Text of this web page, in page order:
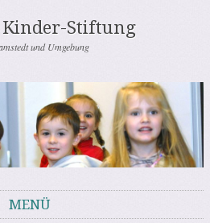
Kinder-Stiftung
und Umgebung
MENÜ